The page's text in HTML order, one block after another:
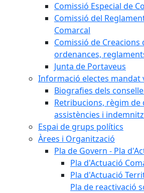
Comissió Especial de
Comissió del
Comarcal
Comissió de Creacions
ordenances,
Junta de Portaveus
Informació electes mandat
Biografies dels
Retribucions, règim de
assistències i
Espai de grups polítics
Àrees i Organització
Pla de Govern - Pla
Pla d'Actuació
Pla d'Actuació
Pla de reactivació